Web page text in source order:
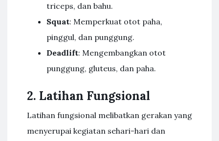
triceps, dan bahu.
Squat: Memperkuat otot paha,
pinggul, dan punggung.
Deadlift: Mengembangkan otot
punggung, gluteus, dan paha.
2. Latihan Fungsional
Latihan fungsional melibatkan gerakan yang
menyerupai kegiatan sehari-hari dan